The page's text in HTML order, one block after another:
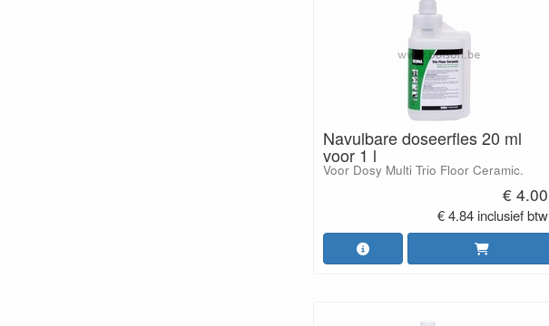
Navulbare doseerfles 20 ml
voor 1 l
Voor Dosy Multi Trio Floor Ceramic.
€ 4.00
€ 4.84 inclusief btw